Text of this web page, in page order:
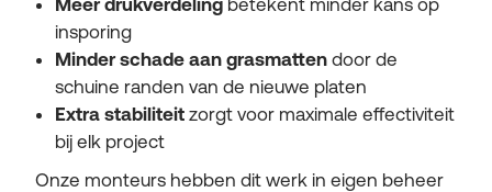
Meer drukverdeling betekent minder kans op
insporing
Minder schade aan grasmatten door de
schuine randen van de nieuwe platen
Extra stabiliteit zorgt voor maximale effectiviteit
bij elk project
Onze monteurs hebben dit werk in eigen beheer